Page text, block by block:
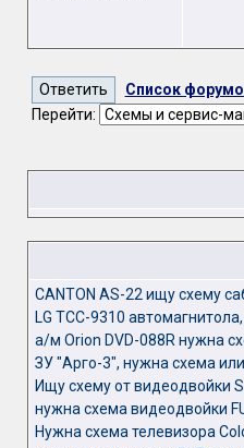
Список
Перейти:
CANTON AS-22 ищу схему
LG TCC-9310
а/м Orion DVD-088R нужна
ЗУ "Арго-3", нужна схема
Ищу схему от видеодвойки
нужна схема видеодвойки
Нужна схема телевизора